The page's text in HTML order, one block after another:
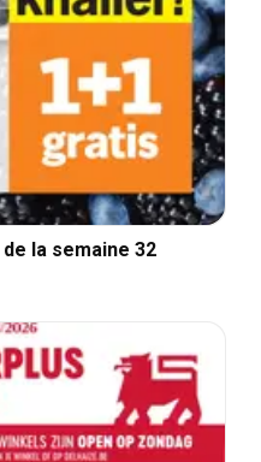
la semaine 32